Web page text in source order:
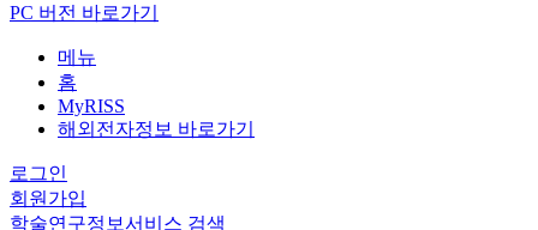
PC 버전 바로가기
메뉴
홈
MyRISS
해외전자정보 바로가기
로그인
회원가입
학술연구정보서비스 검색